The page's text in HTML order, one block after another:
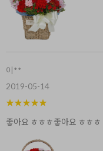
이**
2019-05-14
★★★★★
좋아요 ㅎㅎㅎ좋아요 ㅎㅎㅎ